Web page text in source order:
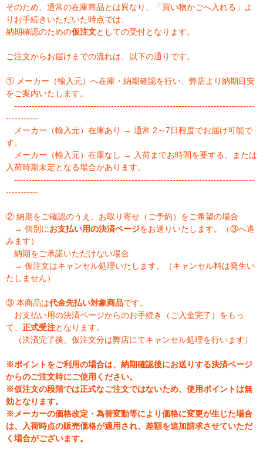
そのため、通常の在庫商品とは異なり、「買い物かごへ入れる」よ
りお手続きいただいた時点では、
納期確認のための仮注文としての受付となります。
ご注文からお届けまでの流れは、以下の通りです。
① メーカー（輸入元）へ在庫・納期確認を行い、弊店より納期目安
をご案内いたします。
----------------------------------------------------------------------------------
-----------
メーカー（輸入元）在庫あり → 通常 2～7日程度でお届け可能で
す。
メーカー（輸入元）在庫なし → 入荷までお時間を要する、または
入荷時期未定となる場合があります。
----------------------------------------------------------------------------------
-----------
② 納期をご確認のうえ、お取り寄せ（ご予約）をご希望の場合
→ 個別にお支払い用の決済ページをお送りいたします。（③へ進
みます）
納期をご承諾いただけない場合
→ 仮注文はキャンセル処理いたします。（キャンセル料は発生い
たしません）
③ 本商品は代金先払い対象商品です。
お支払い用の決済ページからのお手続き（ご入金完了）をもっ
て、 正式受注となります。
（決済完了後、仮注文分は弊店にてキャンセル処理を行います）
※ポイントをご利用の場合は、納期確認後にお送りする決済ページ
からのご注文時にご使用ください。
※仮注文の段階では正式なご注文ではないため、使用ポイントは無
効となります。
※メーカーの価格改定・為替変動等により価格に変更が生じた場合
は、入荷時点の販売価格が適用され、差額を追加請求させていただ
く場合がございます。